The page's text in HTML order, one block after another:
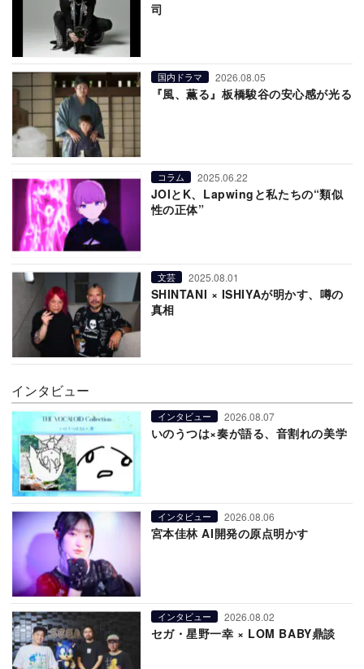
司
国内ドラマ 2026.08.05
『風、薫る』板橋駿谷の安心感が光る
コラム 2025.06.22
JOIとK、Lapwingと私たちの“類似
性の正体”
文芸 2025.08.01
SHINTANI × ISHIYAが明かす、噂の
真相
インタビュー
インタビュー 2026.08.07
いのうつは×奏が語る、音割れの美学
インタビュー 2026.08.06
宮本佳林 AI開発の原点明かす
インタビュー 2026.08.02
セガ・星野一幸 × LOM BABY鼎談